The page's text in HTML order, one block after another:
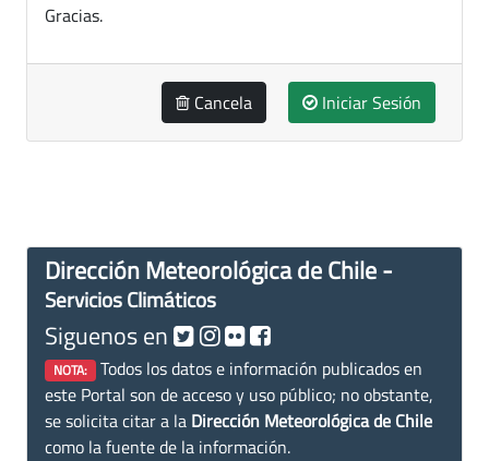
Gracias.
Cancela Iniciar Sesión
Dirección Meteorológica de Chile -
Servicios Climáticos
Siguenos en
NOTA: Todos los datos e información publicados en
este Portal son de acceso y uso público; no obstante,
se solicita citar a la Dirección Meteorológica de Chile
como la fuente de la información.